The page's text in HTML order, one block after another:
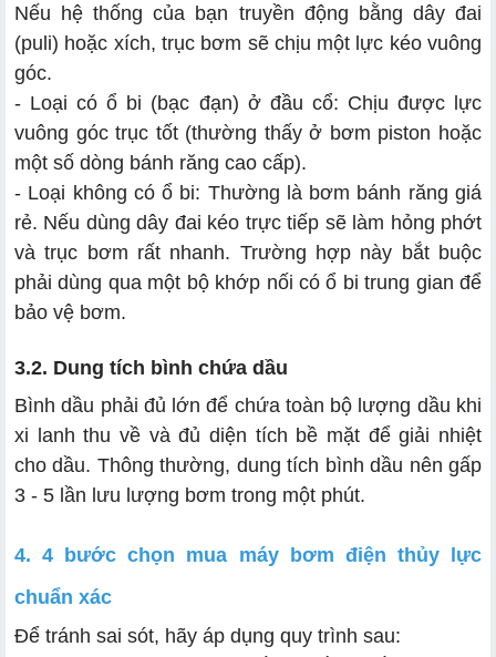
Nếu hệ thống của bạn truyền động bằng dây đai
(puli) hoặc xích, trục bơm sẽ chịu một lực kéo vuông
góc.
- Loại có ổ bi (bạc đạn) ở đầu cổ: Chịu được lực
vuông góc trục tốt (thường thấy ở bơm piston hoặc
một số dòng bánh răng cao cấp).
- Loại không có ổ bi: Thường là bơm bánh răng giá
rẻ. Nếu dùng dây đai kéo trực tiếp sẽ làm hỏng phớt
và trục bơm rất nhanh. Trường hợp này bắt buộc
phải dùng qua một bộ khớp nối có ổ bi trung gian để
bảo vệ bơm.
3.2. Dung tích bình chứa dầu
Bình dầu phải đủ lớn để chứa toàn bộ lượng dầu khi
xi lanh thu về và đủ diện tích bề mặt để giải nhiệt
cho dầu. Thông thường, dung tích bình dầu nên gấp
3 - 5 lần lưu lượng bơm trong một phút.
4. 4 bước chọn mua máy bơm điện thủy lực
chuẩn xác
Để tránh sai sót, hãy áp dụng quy trình sau: